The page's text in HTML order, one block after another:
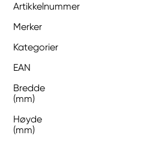
Artikkelnummer
Merker
Kategorier
EAN
Bredde
(mm)
Høyde
(mm)